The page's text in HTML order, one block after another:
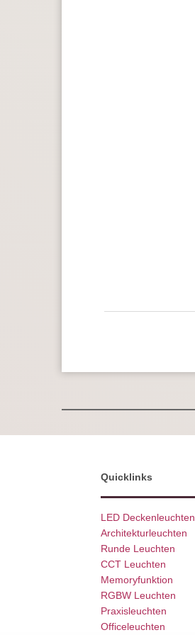
Quicklinks
LED Deckenleuchten
Architekturleuchten
Runde Leuchten
CCT Leuchten
Memoryfunktion
RGBW Leuchten
Praxisleuchten
Officeleuchten